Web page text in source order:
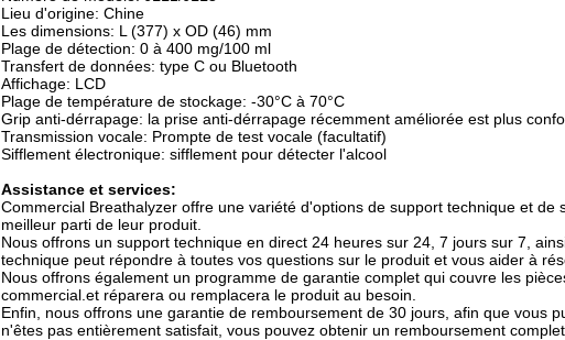
Lieu d'origine: Chine
Les dimensions: L (377) x OD (46) mm
Plage de détection: 0 à 400 mg/100 ml
Transfert de données: type C ou Bluetooth
Affichage: LCD
Plage de température de stockage: -30°C à 70°C
Grip anti-dérrapage: la prise anti-dérrapage récemment améliorée est plus
Transmission vocale: Prompte de test vocale (facultatif)
Sifflement électronique: sifflement pour détecter l'alcool
Assistance et services:
Commercial Breathalyzer offre une variété d'options de support technique et
meilleur parti de leur produit.
Nous offrons un support technique en direct 24 heures sur 24, 7 jours sur 7,
technique peut répondre à toutes vos questions sur le produit et vous aider à
Nous offrons également un programme de garantie complet qui couvre les
commercial.et réparera ou remplacera le produit au besoin.
Enfin, nous offrons une garantie de remboursement de 30 jours, afin que vous
n'êtes pas entièrement satisfait, vous pouvez obtenir un remboursement complet.